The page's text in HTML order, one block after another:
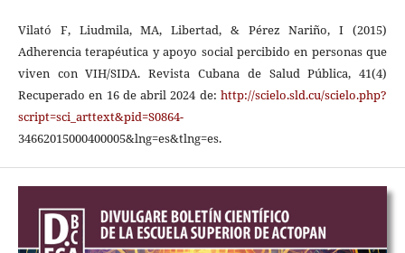
Vilató F, Liudmila, MA, Libertad, & Pérez Nariño, I (2015)
Adherencia terapéutica y apoyo social percibido en personas que
viven con VIH/SIDA. Revista Cubana de Salud Pública, 41(4)
Recuperado en 16 de abril 2024 de:http://scielo.sld.cu/scielo.php?
script=sci_arttext&pid=S0864-
34662015000400005&lng=es&tlng=es.